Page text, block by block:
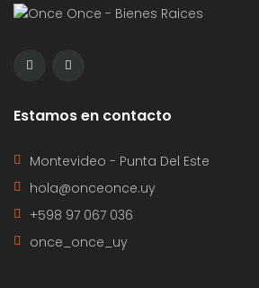
Estamos en contacto
Montevideo - Punta Del Este
hola@onceonce.uy
+598 97 067 036
once_once_uy